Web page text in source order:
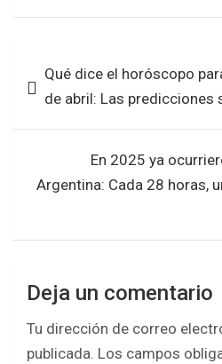
ce
o
o
k
tt at
A
p
p
ar
de Qué dice el horóscopo
de abril: Las predicciones
En 2025 ya
Argentina: Cada 28 horas,
Deja un comentario
Tu dirección de correo
publicada. Los campos